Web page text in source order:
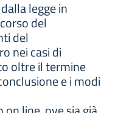
legge in
del
del
nei casi di
oltre il termine
e i modi